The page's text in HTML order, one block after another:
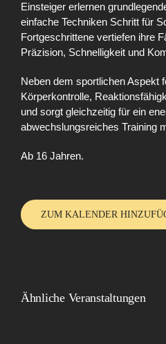
Einsteiger erlernen
einfache Techniken Schritt für
Fortgeschrittene vertiefen ihre
Präzision, Schnelligkeit und
Neben dem sportlichen Aspekt
Körperkontrolle,
und sorgt gleichzeitig für ein
abwechslungsreiches Training
Ab 16 Jahren.
ZUM KALENDER
Ähnliche Veranstaltungen